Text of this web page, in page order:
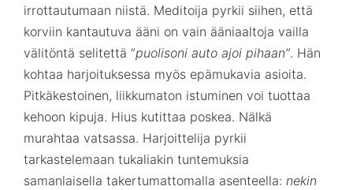
irrottautumaan niistä. Meditoija pyrkii siihen, että
korviin kantautuva ääni on vain ääniaaltoja vailla
välitöntä selitettä ”puolisoni auto ajoi pihaan”. Hän
kohtaa harjoituksessa myös epämukavia asioita.
Pitkäkestoinen, liikkumaton istuminen voi tuottaa
kehoon kipuja. Hius kutittaa poskea. Nälkä
murahtaa vatsassa. Harjoittelija pyrkii
tarkastelemaan tukaliakin tuntemuksia
samanlaisella takertumattomalla asenteella: nekin